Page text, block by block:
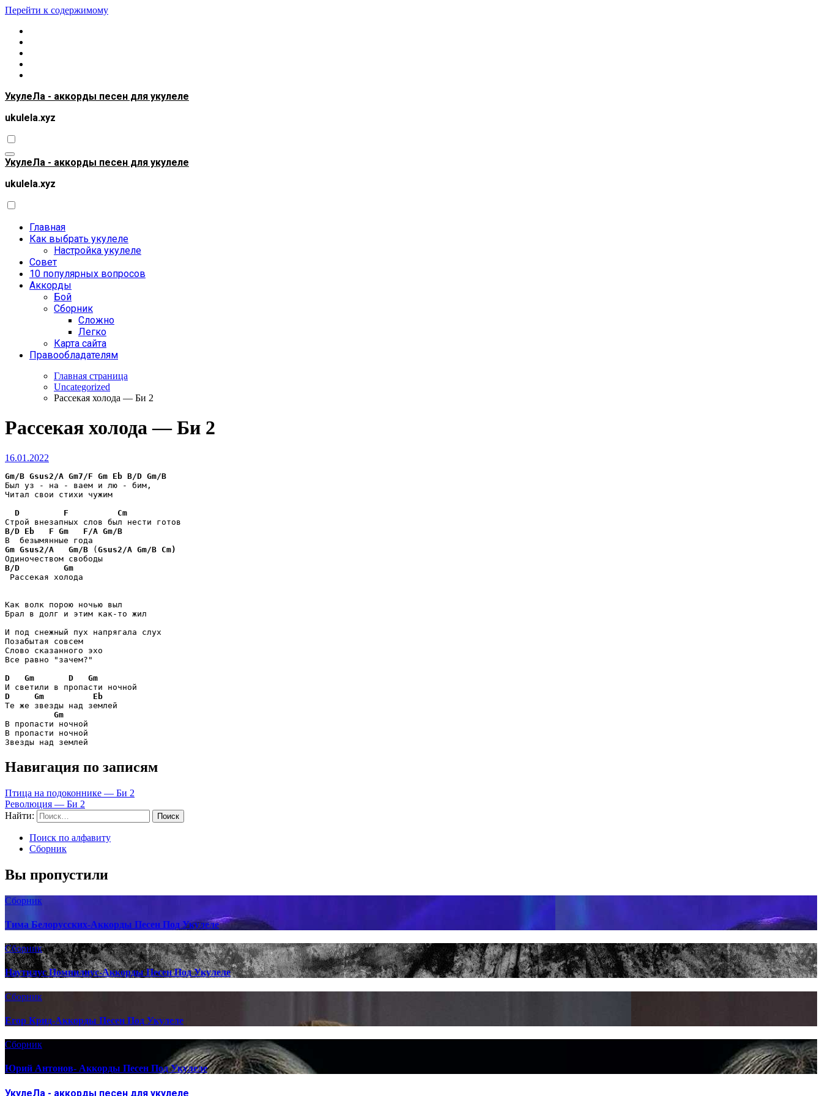
Перейти к содержимому
УкулеЛа - аккорды песен для укулеле
ukulela.xyz
УкулеЛа - аккорды песен для укулеле
ukulela.xyz
Главная
Как выбрать укулеле
Настройка укулеле
Совет
10 популярных вопросов
Аккорды
Бой
Сборник
Сложно
Легко
Карта сайта
Правообладателям
Главная страница
Uncategorized
Рассекая холода — Би 2
Рассекая холода — Би 2
16.01.2022
Gm/B Gsus2/A Gm7/F Gm Eb B/D Gm/B
Был уз - на - ваем и лю - бим,
Читал свои стихи чужим
D
F
Cm
B/D Eb F Gm F/A Gm/B
Gm Gsus2/A Gm/B ( Gsus2/A Gm/B Cm)
B/D
Gm
Рассекая холода
Как волк порою ночью выл
Брал в долг и этим как-то жил
И под снежный пух напрягала слух
Позабытая совсем
Слово сказанного эхо
Все равно "зачем?"
D
Gm D
Gm
D
Gm
Eb
Те же звезды над землей
Gm
В пропасти ночной
В пропасти ночной
Навигация по записям
Птица на подоконнике — Би 2
Революция — Би 2
Найти:
Поиск по алфавиту
Сборник
Вы пропустили
Сборник
Тима Белорусских-Аккорды Песен Под Укулеле
Сборник
Наутилус Помпилиус-Аккорды Песен Под Укулеле
Сборник
Егор Крид-Аккорды Песен Под Укулеле
Сборник
Юрий Антонов- Аккорды Песен Под Укулеле
УкулеЛа - аккорды песен для укулеле